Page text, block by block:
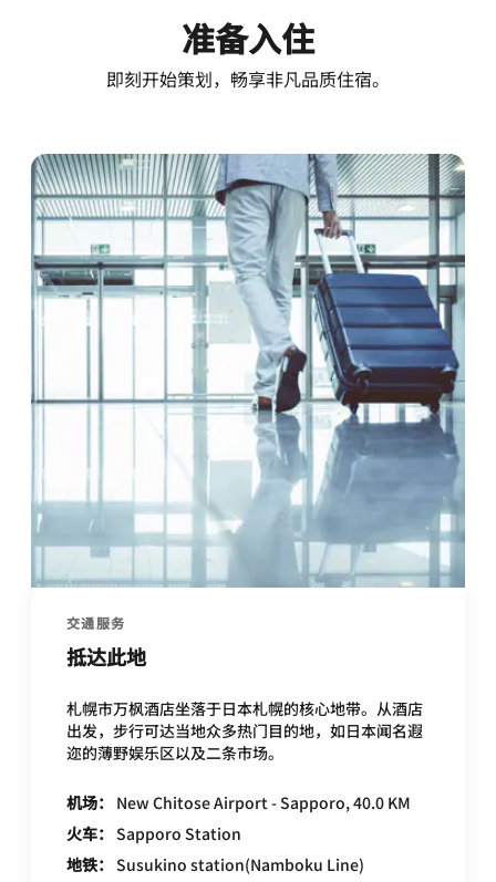
准备入住
即刻开始策划，畅享非凡品质住宿。
交通服务
抵达此地
札幌市万枫酒店坐落于日本札幌的核心地带。从酒店
出发，步行可达当地众多热门目的地，如日本闻名遐
迩的薄野娱乐区以及二条市场。
机场： New Chitose Airport - Sapporo, 40.0 KM
火车： Sapporo Station
地铁： Susukino station(Namboku Line)